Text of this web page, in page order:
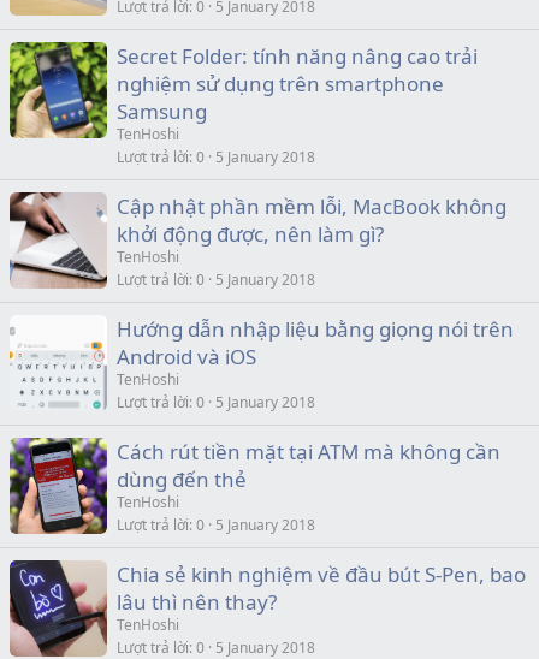
Lượt trả lời 0 5 January 2018
Secret Folder: tính năng nâng cao trải
nghiệm sử dụng trên smartphone
Samsung
TenHoshi
Lượt trả lời 0 5 January 2018
Cập nhật phần mềm lỗi, MacBook không
khởi động được, nên làm gì?
TenHoshi
Lượt trả lời 0 5 January 2018
Hướng dẫn nhập liệu bằng giọng nói trên
Android và iOS
TenHoshi
Lượt trả lời 0 5 January 2018
Cách rút tiền mặt tại ATM mà không cần
dùng đến thẻ
TenHoshi
Lượt trả lời 0 5 January 2018
Chia sẻ kinh nghiệm về đầu bút S-Pen, bao
lâu thì nên thay?
TenHoshi
Lượt trả lời 0 5 January 2018